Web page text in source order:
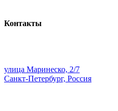
Контакты
улица Маринеско, 2/7
Санкт-Петербург, Россия